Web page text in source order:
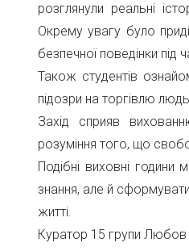
розглянули реальні
Окрему увагу було
безпечної поведінки
Також студентів
підозри на торгівлю
Захід сприяв
розуміння того, що
Подібні виховні
знання, але й
житті.
Куратор 15 групи